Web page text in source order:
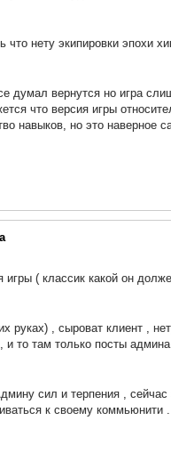
что нету экипировки эпохи
думал вернутся но игра
что версия игры
навыков, но это наверное
игры ( классик какой он
руках) , сыроват клиент ,
и то там только посты
сил и терпения , сейчас
к своему коммьюнити .